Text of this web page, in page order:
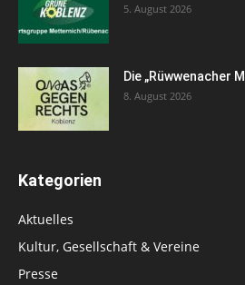
5. August 2026
Die „Rüwwenacher
8. August 2026
Kategorien
Aktuelles
Kultur, Gesellschaft & Vereine
Presse